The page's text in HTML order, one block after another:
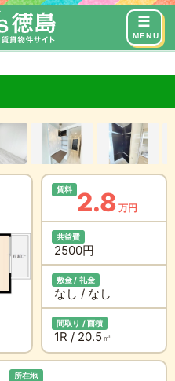
MENU
お問い合わせ
賃料 2.8 万円
共益費
2500円
敷金 / 礼金
なし / なし
間取り / 面積
1R / 20.5 ㎡
所在地